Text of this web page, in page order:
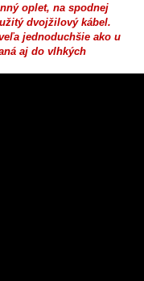
oplet, na spodnej
dvojžilový kábel.
jednoduchšie ako u
aj do vlhkých